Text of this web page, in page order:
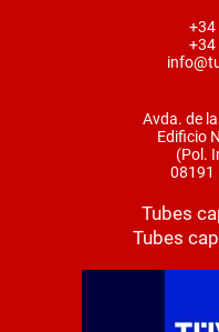
+34
+34
Avda. de
Edificio
(Pol.
08191
Tubes
Tubes